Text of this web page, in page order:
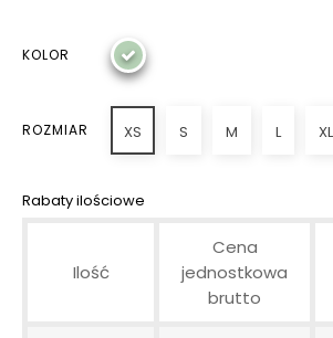
KOLOR
ROZMIAR XS S M L XL
Rabaty ilościowe
Ilość
Cena
jednostkowa
brutto